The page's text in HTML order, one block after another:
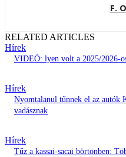
F.
RELATED ARTICLES
Hírek
VIDEÓ: lyen volt a 2025/2026-
Hírek
Nyomtalanul tűnnek el az autók
vadásznak
Hírek
Tűz a kassai-sacai börtönben: